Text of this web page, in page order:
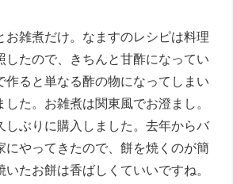
お雑煮だけ。なますのレシピは料理
したので、きちんと甘酢になってい
作ると単なる酢の物になってしまい
した。お雑煮は関東風でお澄まし。
しぶりに購入しました。去年からバ
にやってきたので、餅を焼くのが簡
たお餅は香ばしくていいですね。